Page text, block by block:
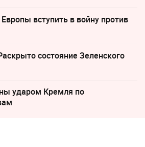
вступить в войну против
состояние Зеленского
ударом Кремля по